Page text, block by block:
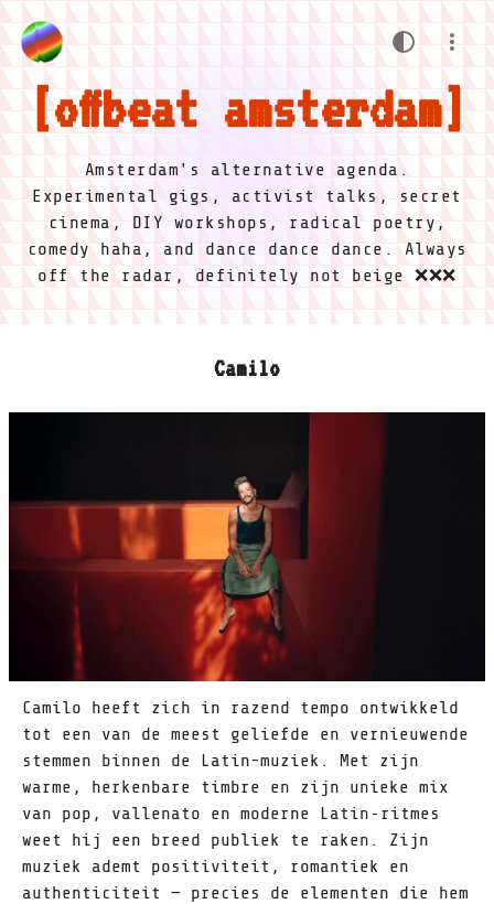
offbeat amsterdam
Amsterdam's alternative agenda.
Experimental gigs, activist talks, secret
cinema, DIY workshops, radical poetry,
comedy haha, and dance dance dance. Always
off the radar, definitely not beige ❌❌❌
Camilo
Camilo heeft zich in razend tempo ontwikkeld
tot een van de meest geliefde en vernieuwende
stemmen binnen de Latin-muziek. Met zijn
warme, herkenbare timbre en zijn unieke mix
van pop, vallenato en moderne Latin‑ritmes
weet hij een breed publiek te raken. Zijn
muziek ademt positiviteit, romantiek en
authenticiteit — precies de elementen die hem